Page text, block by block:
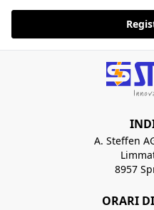
A. Steffen
8957
ORARI